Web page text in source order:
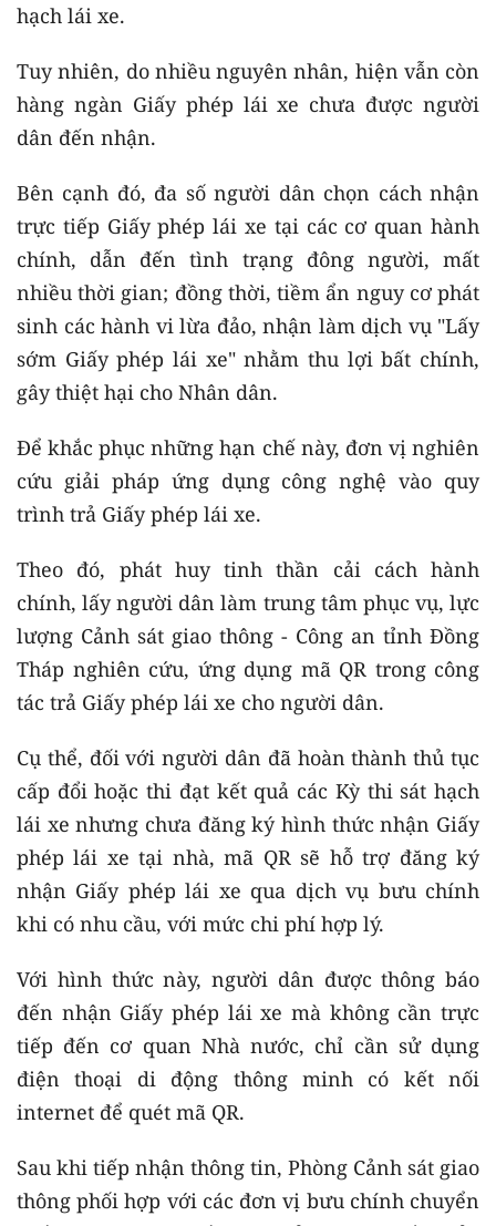
hạch lái xe.
Tuy nhiên, do nhiều nguyên nhân, hiện vẫn còn
hàng ngàn Giấy phép lái xe chưa được người
dân đến nhận.
Bên cạnh đó, đa số người dân chọn cách nhận
trực tiếp Giấy phép lái xe tại các cơ quan hành
chính, dẫn đến tình trạng đông người, mất
nhiều thời gian; đồng thời, tiềm ẩn nguy cơ phát
sinh các hành vi lừa đảo, nhận làm dịch vụ "Lấy
sớm Giấy phép lái xe" nhằm thu lợi bất chính,
gây thiệt hại cho Nhân dân.
Để khắc phục những hạn chế này, đơn vị nghiên
cứu giải pháp ứng dụng công nghệ vào quy
trình trả Giấy phép lái xe.
Theo đó, phát huy tinh thần cải cách hành
chính, lấy người dân làm trung tâm phục vụ, lực
lượng Cảnh sát giao thông - Công an tỉnh Đồng
Tháp nghiên cứu, ứng dụng mã QR trong công
tác trả Giấy phép lái xe cho người dân.
Cụ thể, đối với người dân đã hoàn thành thủ tục
cấp đổi hoặc thi đạt kết quả các Kỳ thi sát hạch
lái xe nhưng chưa đăng ký hình thức nhận Giấy
phép lái xe tại nhà, mã QR sẽ hỗ trợ đăng ký
nhận Giấy phép lái xe qua dịch vụ bưu chính
khi có nhu cầu, với mức chi phí hợp lý.
Với hình thức này, người dân được thông báo
đến nhận Giấy phép lái xe mà không cần trực
tiếp đến cơ quan Nhà nước, chỉ cần sử dụng
điện thoại di động thông minh có kết nối
internet để quét mã QR.
Sau khi tiếp nhận thông tin, Phòng Cảnh sát giao
thông phối hợp với các đơn vị bưu chính chuyển